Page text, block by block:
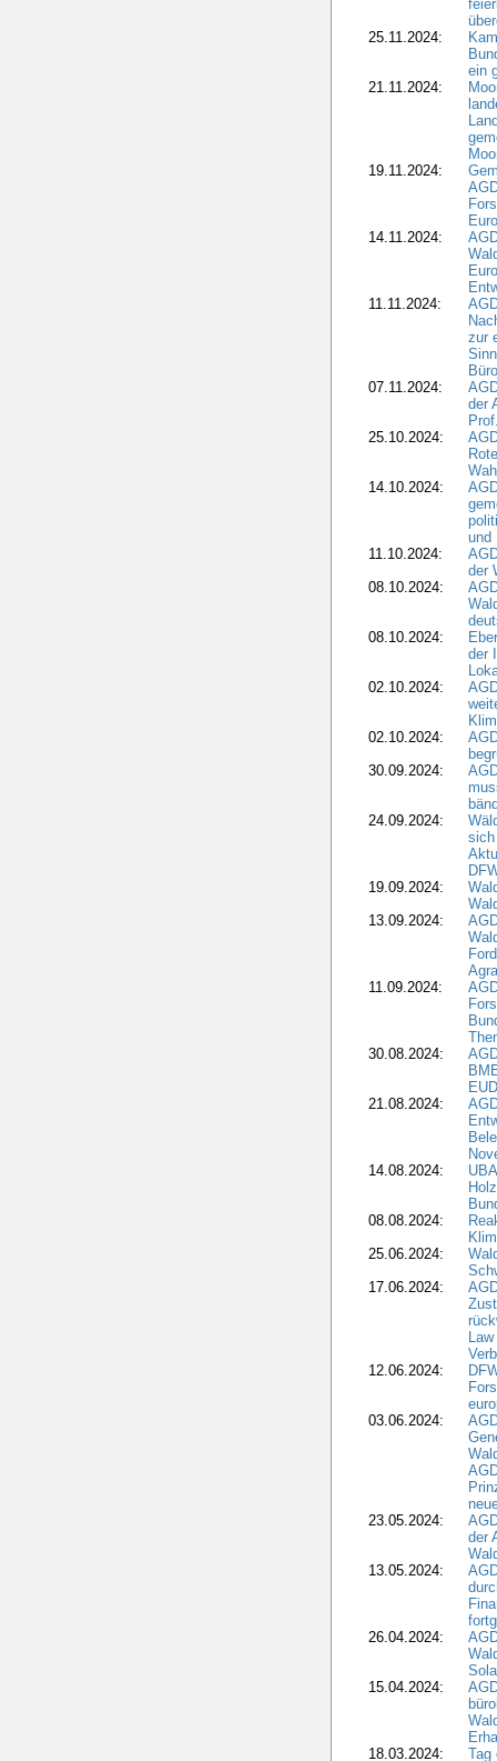
25.11.2024:
ein
21.11.2024:
19.11.2024:
14.11.2024:
11.11.2024:
zur
07.11.2024:
der
25.10.2024:
14.10.2024:
und
11.10.2024:
der
08.10.2024:
08.10.2024:
der
02.10.2024:
02.10.2024:
30.09.2024:
24.09.2024:
sich
19.09.2024:
13.09.2024:
11.09.2024:
30.08.2024:
21.08.2024:
14.08.2024:
08.08.2024:
25.06.2024:
17.06.2024:
12.06.2024:
03.06.2024:
23.05.2024:
der
13.05.2024:
26.04.2024:
15.04.2024:
18.03.2024:
Tag